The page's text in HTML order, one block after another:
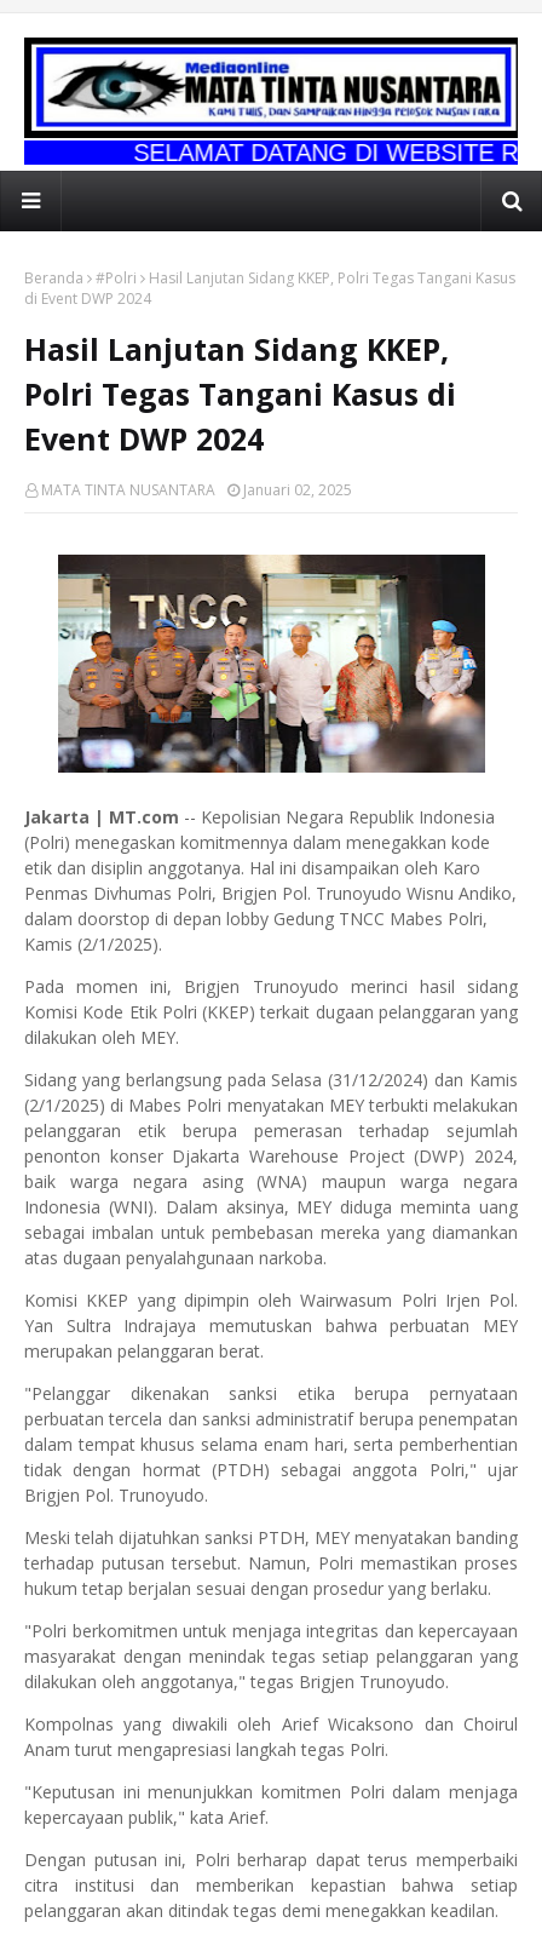
DATANG DI WEBSITE RESMI MATA
Beranda #Polri
Hasil Lanjutan Sidang KKEP, Polri Tegas Tangani Kasus
di Event DWP 2024
Hasil Lanjutan Sidang KKEP,
Polri Tegas Tangani Kasus di
Event DWP 2024
MATA TINTA NUSANTARA Januari 02, 2025
Jakarta | MT.com -- Kepolisian Negara Republik Indonesia
(Polri) menegaskan komitmennya dalam menegakkan kode
etik dan disiplin anggotanya. Hal ini disampaikan oleh Karo
Penmas Divhumas Polri, Brigjen Pol. Trunoyudo Wisnu Andiko,
dalam doorstop di depan lobby Gedung TNCC Mabes Polri,
Kamis (2/1/2025).
Pada momen ini, Brigjen Trunoyudo merinci hasil sidang
Komisi Kode Etik Polri (KKEP) terkait dugaan pelanggaran yang
dilakukan oleh MEY.
Sidang yang berlangsung pada Selasa (31/12/2024) dan Kamis
(2/1/2025) di Mabes Polri menyatakan MEY terbukti melakukan
pelanggaran etik berupa pemerasan terhadap sejumlah
penonton konser Djakarta Warehouse Project (DWP) 2024,
baik warga negara asing (WNA) maupun warga negara
Indonesia (WNI). Dalam aksinya, MEY diduga meminta uang
sebagai imbalan untuk pembebasan mereka yang diamankan
atas dugaan penyalahgunaan narkoba.
Komisi KKEP yang dipimpin oleh Wairwasum Polri Irjen Pol.
Yan Sultra Indrajaya memutuskan bahwa perbuatan MEY
merupakan pelanggaran berat.
"Pelanggar dikenakan sanksi etika berupa pernyataan
perbuatan tercela dan sanksi administratif berupa penempatan
dalam tempat khusus selama enam hari, serta pemberhentian
tidak dengan hormat (PTDH) sebagai anggota Polri," ujar
Brigjen Pol. Trunoyudo.
Meski telah dijatuhkan sanksi PTDH, MEY menyatakan banding
terhadap putusan tersebut. Namun, Polri memastikan proses
hukum tetap berjalan sesuai dengan prosedur yang berlaku.
"Polri berkomitmen untuk menjaga integritas dan kepercayaan
masyarakat dengan menindak tegas setiap pelanggaran yang
dilakukan oleh anggotanya," tegas Brigjen Trunoyudo.
Kompolnas yang diwakili oleh Arief Wicaksono dan Choirul
Anam turut mengapresiasi langkah tegas Polri.
"Keputusan ini menunjukkan komitmen Polri dalam menjaga
kepercayaan publik," kata Arief.
Dengan putusan ini, Polri berharap dapat terus memperbaiki
citra institusi dan memberikan kepastian bahwa setiap
pelanggaran akan ditindak tegas demi menegakkan keadilan.